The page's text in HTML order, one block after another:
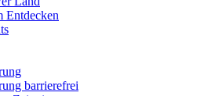
Entdecken
barrierefrei